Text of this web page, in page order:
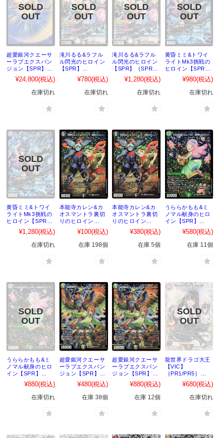
超愛銀河クエーサ
ーラブエクスパン
ジョン【SPR】
｛SPR秘5超/SPR
秘5｝［25EX1］
¥24,800(税込)
在庫切れ
滝川るる&ラフル
ル閃光のヒロイン
【SPR】
｛SPR1/SPR5｝
［25EX1］
¥780(税込)
在庫切れ
滝川るる&ラフル
ル閃光のヒロイン
【SPR】｛SPR秘
1/SPR秘5｝
［25EX1］
¥1,280(税込)
在庫切れ
黄昏ミミ&トワイ
ライトMk3挑戦の
ヒロイン【SPR】
｛SPR2/SPR5｝
［25EX1］
¥980(税込)
在庫切れ
黄昏ミミ&トワイ
ライトMk3挑戦の
ヒロイン【SPR】
｛SPR秘2/SPR秘
5｝［25EX1］
¥1,280(税込)
在庫切れ
本能寺カレン&カ
オスマントラ裏切
りのヒロイン
【SPR】
｛SPR3/SPR5｝
［25EX1］
¥100(税込)
在庫 198個
本能寺カレン&カ
オスマントラ裏切
りのヒロイン
【SPR】｛SPR秘
3/SPR秘5｝
［25EX1］
¥380(税込)
在庫 5個
うららかもも&ミ
ノマル献身のヒロ
イン【SPR】
｛SPR4/SPR5｝
［25EX1］
¥580(税込)
在庫 11個
うららかもも&ミ
ノマル献身のヒロ
イン【SPR】
｛SPR秘4/SPR秘
5｝［25EX1］
¥880(税込)
在庫切れ
超愛銀河クエーサ
ーラブエクスパン
ジョン【SPR】
｛SPR5/SPR5｝
［25EX1］
¥480(税込)
在庫 38個
超愛銀河クエーサ
ーラブエクスパン
ジョン【SPR】
｛SPR秘5/SPR秘
5｝［25EX1］
¥880(税込)
在庫 12個
龍世界ドラゴ大王
【VIC】
｛PR1/PR5｝
［25EX1］
¥680(税込)
在庫切れ